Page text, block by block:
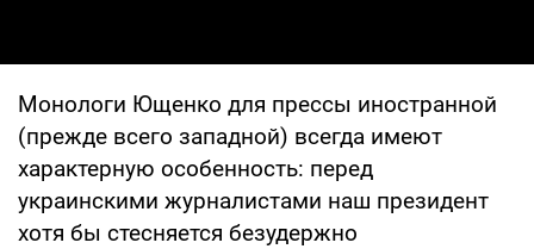
Монологи Ющенко для прессы иностранной
(прежде всего западной) всегда имеют
характерную особенность: перед
украинскими журналистами наш президент
хотя бы стесняется безудержно